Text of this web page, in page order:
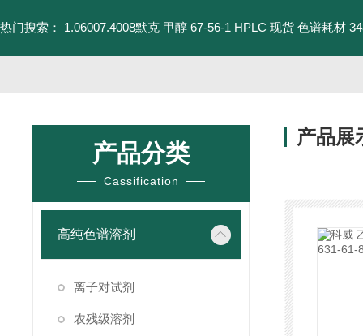
热门搜索： 1.06007.4008默克 甲醇 67-56-1 HPLC 现货 色谱耗材
产品分类
Cassification
高纯色谱溶剂
离子对试剂
农残级溶剂
产品展